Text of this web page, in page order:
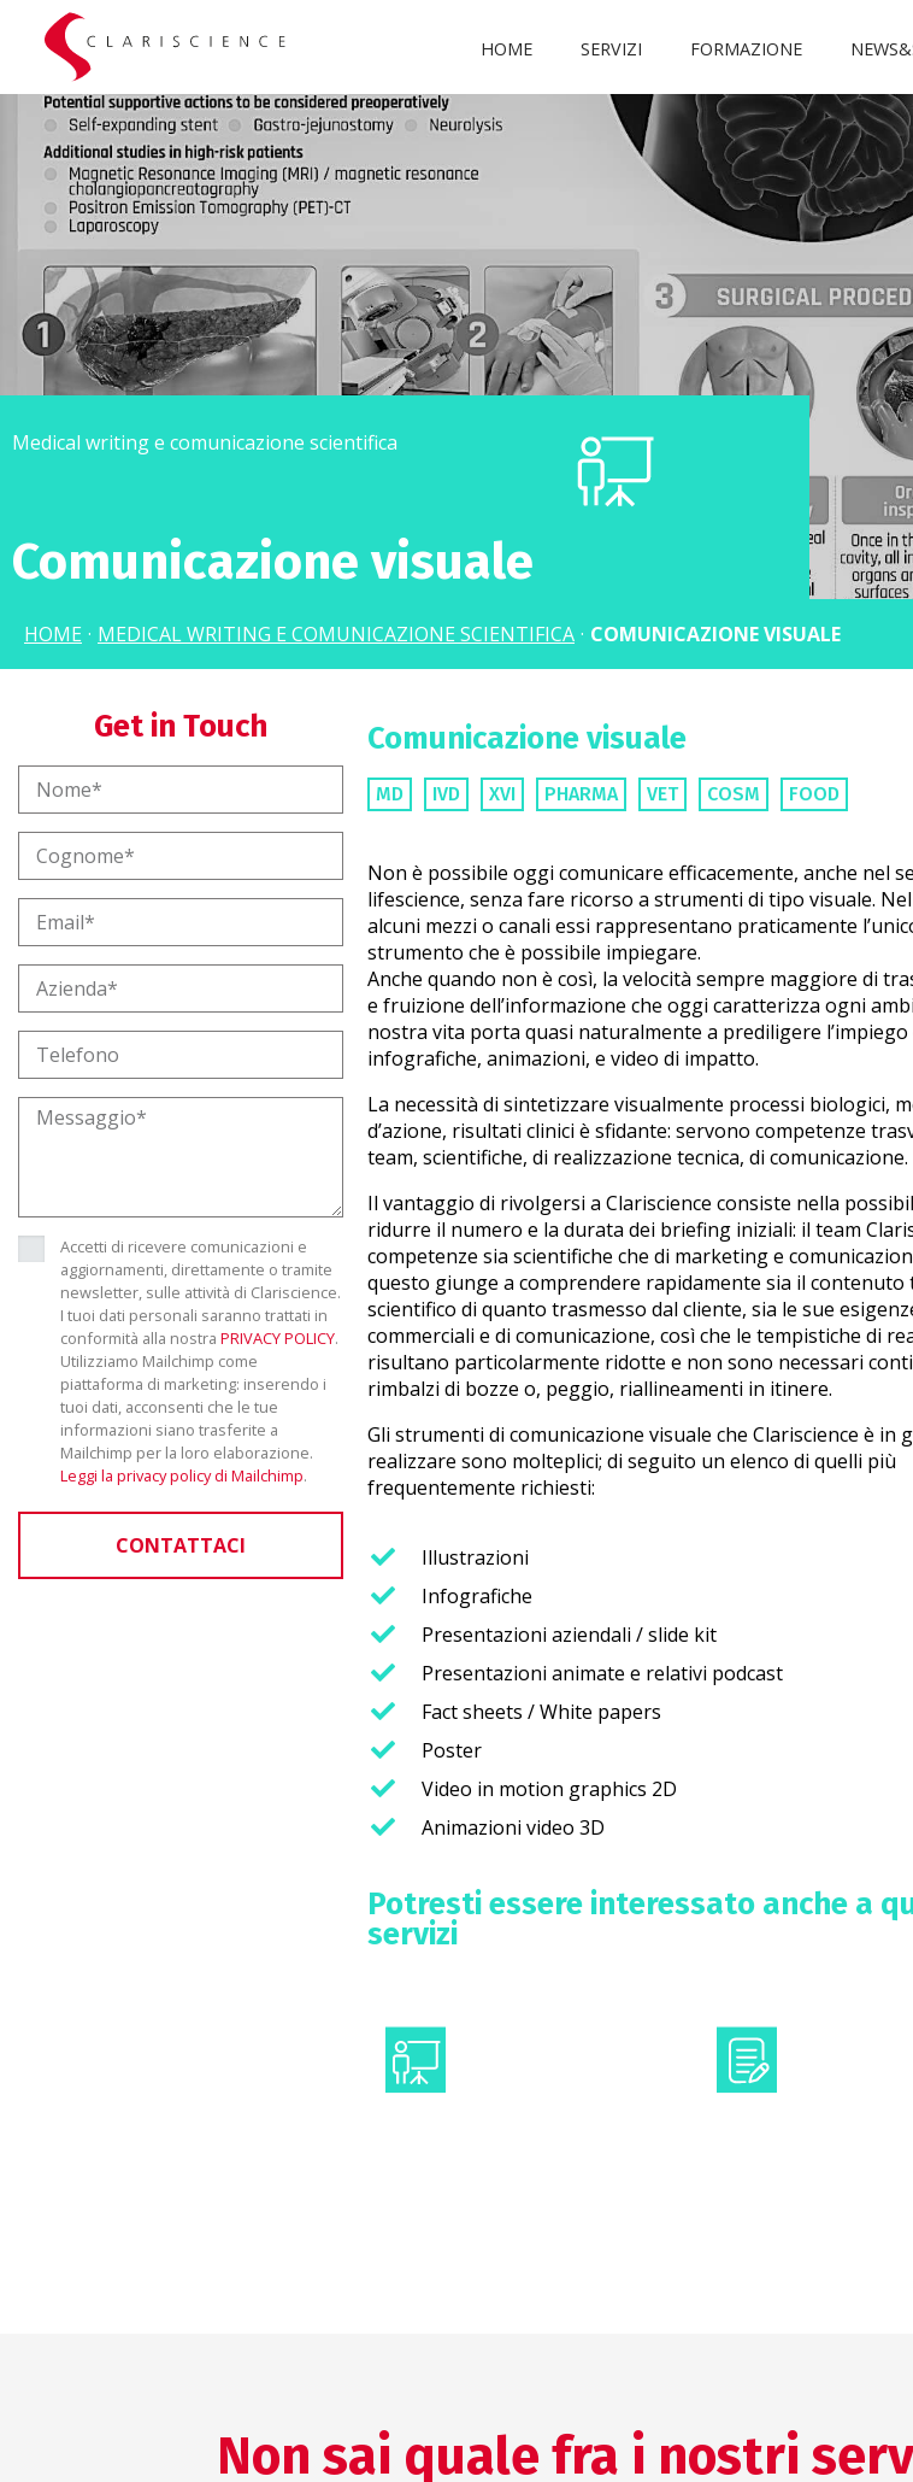
HOME SERVIZI FORMAZIONE
Medical writing e comunicazione scientifica
Comunicazione visuale
HOME · MEDICAL WRITING E COMUNICAZIONE SCIENTIFICA · COMUNICAZIONE VISUALE
Get in Touch
Accetti di ricevere comunicazioni e
aggiornamenti, direttamente o tramite
newsletter, sulle attività di Clariscience.
I tuoi dati personali saranno trattati in
conformità alla nostra PRIVACY POLICY.
Utilizziamo Mailchimp come
piattaforma di marketing: inserendo i
tuoi dati, acconsenti che le tue
informazioni siano trasferite a
Mailchimp per la loro elaborazione.
Leggi la privacy policy di Mailchimp.
CONTATTACI
Comunicazione visuale
MD IVD XVI PHARMA VET COSM FOOD
Non è possibile oggi comunicare efficacemente, anche nel
lifescience, senza fare ricorso a strumenti di tipo visuale.
alcuni mezzi o canali essi rappresentano praticamente
strumento che è possibile impiegare.
Anche quando non è così, la velocità sempre maggiore di
e fruizione dell’informazione che oggi caratterizza ogni
nostra vita porta quasi naturalmente a prediligere l’impiego
infografiche, animazioni, e video di impatto.
La necessità di sintetizzare visualmente processi biologici,
d’azione, risultati clinici è sfidante: servono competenze
team, scientifiche, di realizzazione tecnica, di comunicazione.
Il vantaggio di rivolgersi a Clariscience consiste nella
ridurre il numero e la durata dei briefing iniziali: il team
competenze sia scientifiche che di marketing e
questo giunge a comprendere rapidamente sia il contenuto
scientifico di quanto trasmesso dal cliente, sia le sue
commerciali e di comunicazione, così che le tempistiche di
risultano particolarmente ridotte e non sono necessari
rimbalzi di bozze o, peggio, riallineamenti in itinere.
Gli strumenti di comunicazione visuale che Clariscience è in
realizzare sono molteplici; di seguito un elenco di quelli più
frequentemente richiesti:
Illustrazioni
Infografiche
Presentazioni aziendali / slide kit
Presentazioni animate e relativi podcast
Fact sheets / White papers
Poster
Video in motion graphics 2D
Animazioni video 3D
Potresti essere interessato anche a
servizi
Non sai quale fra i nostri